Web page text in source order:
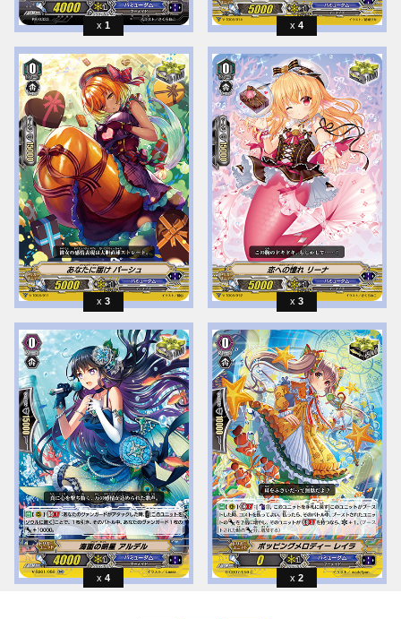
1 4
3 3
4 2